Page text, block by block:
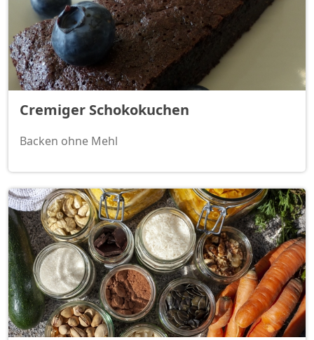
Cremiger Schokokuchen
Backen ohne Mehl